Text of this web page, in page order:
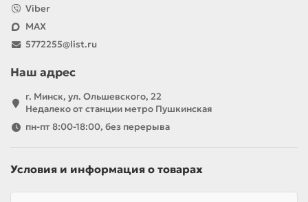
Viber
MAX
5772255@list.ru
Наш адрес
г. Минск, ул. Ольшевского, 22
Недалеко от станции метро Пушкинская
пн-пт 8:00-18:00, без перерыва
Условия и информация о товарах